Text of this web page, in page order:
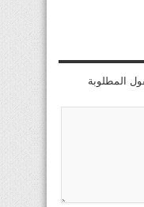
المطلوبة